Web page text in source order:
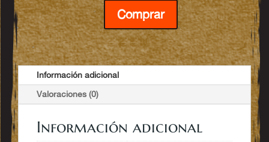
Alicia
en
el
pais
de
las
maravillas
cantidad
Comprar
Información adicional
Valoraciones (0)
Información adicional